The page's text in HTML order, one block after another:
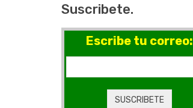
Suscribete.
Escribe tu correo: